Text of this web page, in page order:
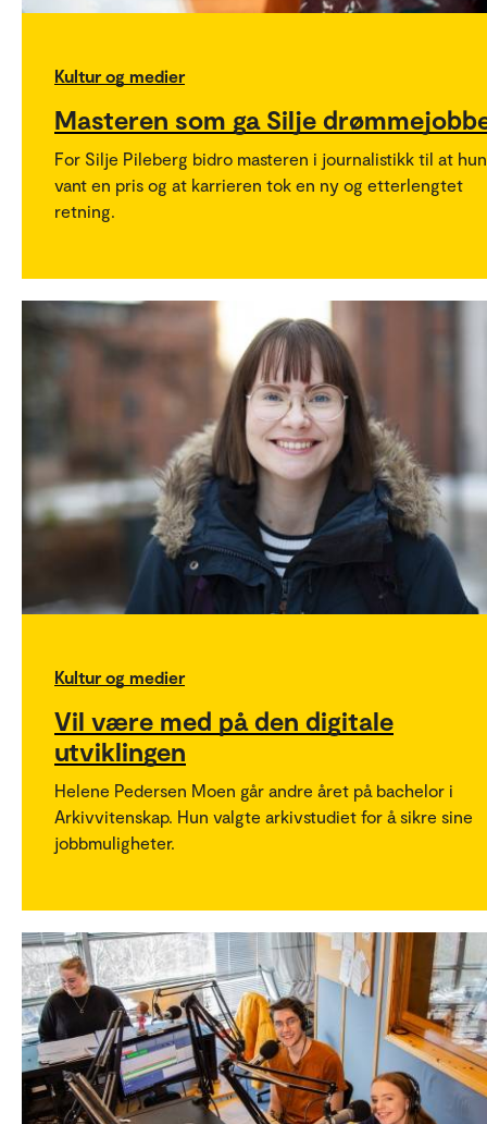
Kultur og medier
Masteren som ga Silje
For Silje Pileberg bidro masteren i journalistikk til at hun
vant en pris og at karrieren tok en ny og etterlengtet
retning.
Kultur og medier
Vil være med på den digitale
utviklingen
Helene Pedersen Moen går andre året på bachelor i
Arkivvitenskap. Hun valgte arkivstudiet for å sikre sine
jobbmuligheter.